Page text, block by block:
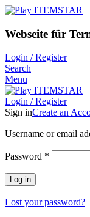
Webseite für
Login / Register
Search
Menu
Login / Register
Sign inCreate an
Username or email
Password *
Log in
Lost your password?